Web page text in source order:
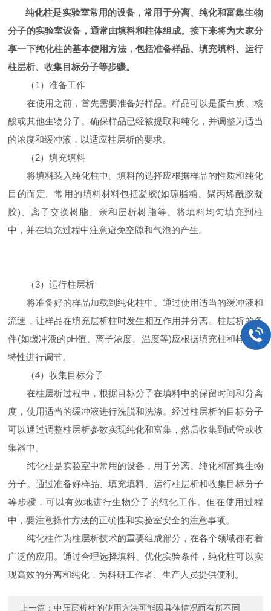
纯化柱是实验室常用的设备，常用于分离、纯化和富集生物
分子的实验室设备，通常由填料和柱体组成。接下来将为大家分
享一下纯化柱的基本使用方法，包括准备样品、填充填料、运行
柱层析、收集目标分子等步骤。
（1）准备工作
在使用之前，首先需要准备好样品。样品可以是蛋白质、核
酸或其他生物分子。确保样品已经被提取和纯化，并调整为适当
的浓度和缓冲液，以适应柱层析的要求。
（2）填充填料
将填料装入纯化柱中。填料的选择应根据样品的性质和纯化
目的而定。常用的填料材料包括凝胶(如琼脂糖、聚丙烯酰胺凝
胶)、离子交换树脂、亲和层析树脂等。将填料均匀填充到柱
中，并在填充过程中注意避免空隙和气泡的产生。
（3）运行柱层析
将准备好的样品加载到纯化柱中。通过使用适当的缓冲液和
流速，让样品在填充层析柱时发生相互作用并分离。柱层析的条
件(如缓冲液的pH值、离子浓度、温度等)应根据填充柱和样品的
特性进行调节。
（4）收集目标分子
在柱层析过程中，根据目标分子在填料中的保留时间和分离
度，使用适当的缓冲液进行洗脱和洗涤。经过柱层析的目标分子
可以通过调整柱层析参数实现纯化和富集，然后收集到试管或收
集器中。
纯化柱是实验室中常用的设备，用于分离、纯化和富集生物
分子。通过准备好样品、填充填料、运行柱层析和收集目标分子
等步骤，可以有效地进行生物分子的纯化工作。但在使用过程
中，要注意操作方法的正确性和实验室安全的注意事项。
纯化柱作为柱层析技术的重要组成部分，在各个领域都有着
广泛的应用。通过合理选择填料、优化实验条件，纯化柱可以实
现高效的分离和纯化，为科研工作者、生产人员提供便利。
上一篇：中压层析柱的使用方法可能因具体情况而有所不同